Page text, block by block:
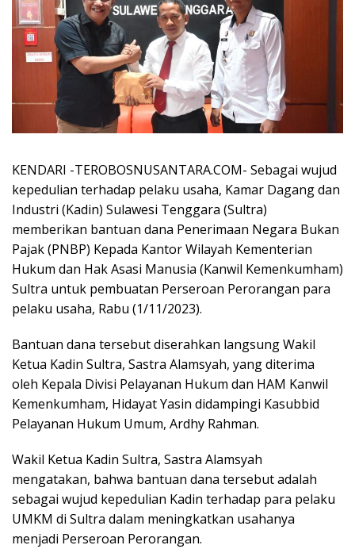
KENDARI -TEROBOSNUSANTARA.COM- Sebagai wujud
kepedulian terhadap pelaku usaha, Kamar Dagang dan
Industri (Kadin) Sulawesi Tenggara (Sultra)
memberikan bantuan dana Penerimaan Negara Bukan
Pajak (PNBP) Kepada Kantor Wilayah Kementerian
Hukum dan Hak Asasi Manusia (Kanwil Kemenkumham)
Sultra untuk pembuatan Perseroan Perorangan para
pelaku usaha, Rabu (1/11/2023).
Bantuan dana tersebut diserahkan langsung Wakil
Ketua Kadin Sultra, Sastra Alamsyah, yang diterima
oleh Kepala Divisi Pelayanan Hukum dan HAM Kanwil
Kemenkumham, Hidayat Yasin didampingi Kasubbid
Pelayanan Hukum Umum, Ardhy Rahman.
Wakil Ketua Kadin Sultra, Sastra Alamsyah
mengatakan, bahwa bantuan dana tersebut adalah
sebagai wujud kepedulian Kadin terhadap para pelaku
UMKM di Sultra dalam meningkatkan usahanya
menjadi Perseroan Perorangan.